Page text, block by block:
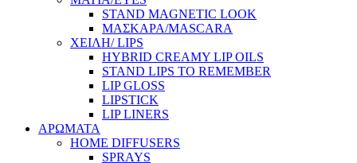
STAND MAGNETIC LOOK
ΜΑΣΚΑΡΑ/MASCARA
ΧΕΙΛΗ/ LIPS
HYBRID CREAMY LIP OILS
STAND LIPS TO REMEMBER
LIP GLOSS
LIPSTICK
LIP LINERS
ΑΡΩΜΑΤΑ
HOME DIFFUSERS
SPRAYS